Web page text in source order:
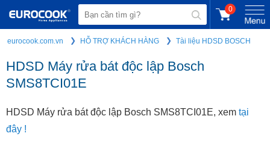
0
eurocook.com.vn HỖ TRỢ KHÁCH HÀNG Tài liệu HDSD BOSCH
HDSD Máy rửa bát độc lập Bosch
SMS8TCI01E
HDSD Máy rửa bát độc lập Bosch SMS8TCI01E, xem tại
đây !